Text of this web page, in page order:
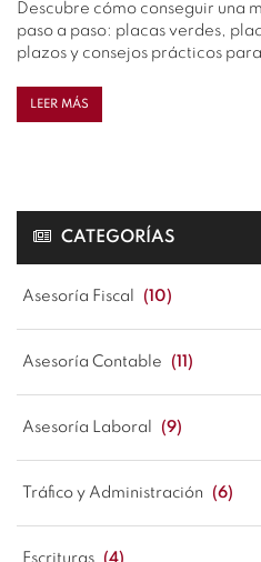
Descubre cómo conseguir una
paso a paso: placas verdes,
plazos y consejos prácticos
LEER MÁS
CATEGORÍAS
Asesoría Fiscal (10)
Asesoría Contable (11)
Asesoría Laboral (9)
Tráfico y Administración (6)
Escrituras (4)